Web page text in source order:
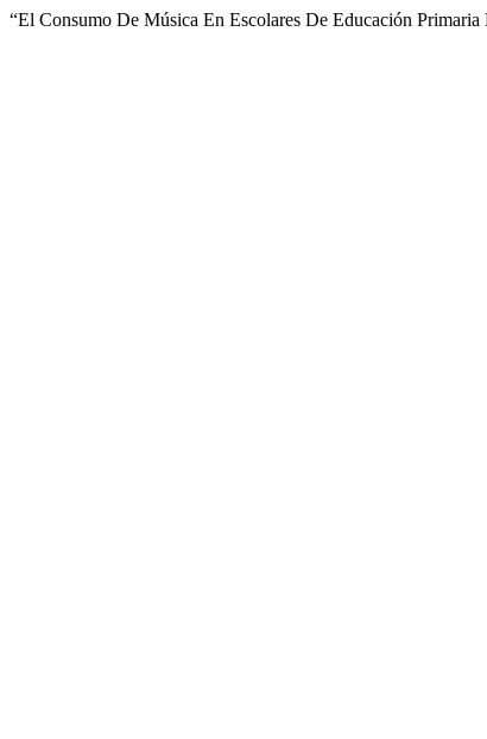
“El Consumo De Música En Escolares De Educación